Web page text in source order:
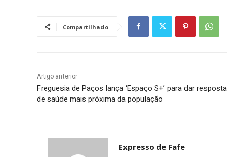
Compartilhado
Artigo anterior
Freguesia de Paços lança ‘Espaço S+’ para dar resposta
de saúde mais próxima da população
Expresso de Fafe